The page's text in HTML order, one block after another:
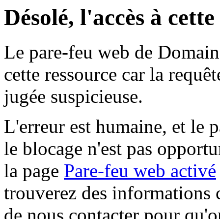
Désolé, l'accès à
Le pare-feu web de
cette ressource car la
jugée suspicieuse.
L'erreur est humaine, et le
le blocage n'est pas
la page Pare-feu web activé
trouverez des informations